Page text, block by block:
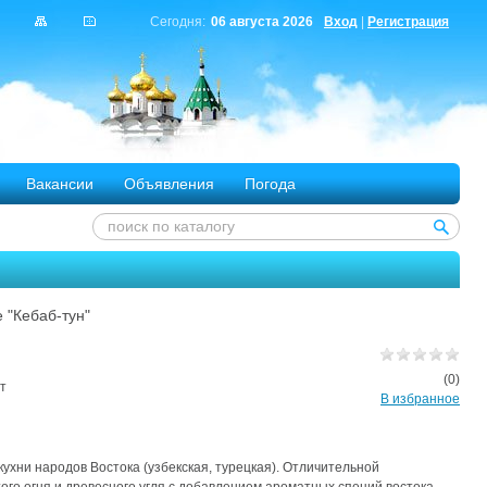
Вход Регистрация
Сегодня: 06 августа 2026
Вакансии Объявления Погода
"Кебаб-тун"
(0)
В избранное
народов Востока (узбекская, турецкая). Отличительной